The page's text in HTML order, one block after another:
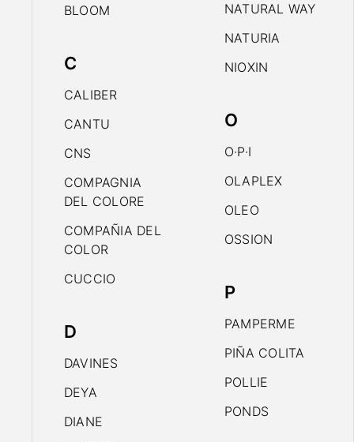
BLOOM
C
CALIBER
CANTU
CNS
COMPAGNIA
DEL COLORE
COMPAÑIA DEL
COLOR
CUCCIO
D
DAVINES
DEYA
DIANE
NATURAL WAY
NATURIA
NIOXIN
O
O·P·I
OLAPLEX
OLEO
OSSION
P
PAMPERME
PIÑA COLITA
POLLIE
PONDS